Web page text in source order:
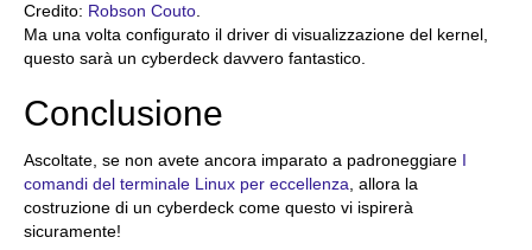
Credito: Robson Couto.
Ma una volta configurato il driver di visualizzazione del kernel,
questo sarà un cyberdeck davvero fantastico.
Conclusione
Ascoltate, se non avete ancora imparato a padroneggiare I
comandi del terminale Linux per eccellenza, allora la
costruzione di un cyberdeck come questo vi ispirerà
sicuramente!